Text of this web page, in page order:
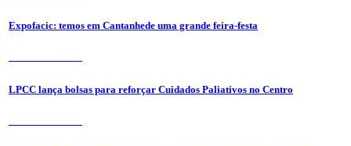
Expofacic: temos em Cantanhede uma grande feira-festa
LPCC lança bolsas para reforçar Cuidados Paliativos no Centro